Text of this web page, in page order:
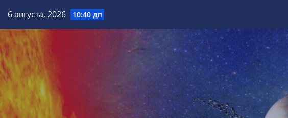
содержимому
6 августа, 2026 10:40 дп